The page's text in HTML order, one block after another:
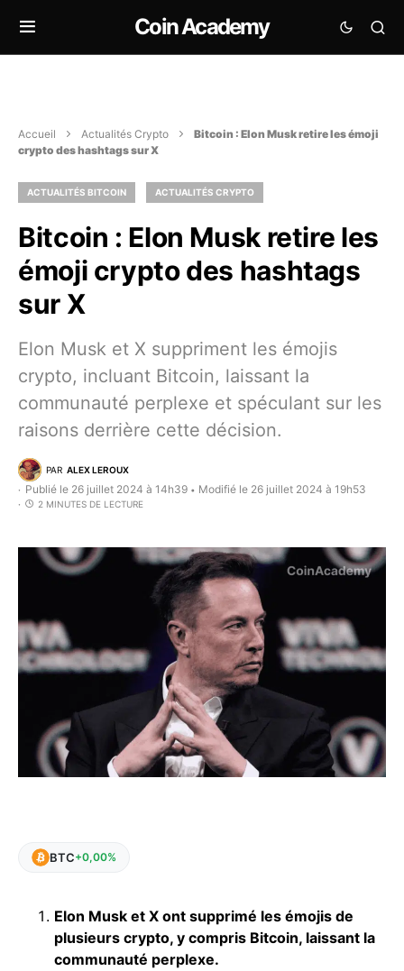
Coin Academy
Accueil Actualités Crypto
Bitcoin : Elon Musk retire les émoji
crypto des hashtags sur X
ACTUALITÉS BITCOIN ACTUALITÉS CRYPTO
Bitcoin : Elon Musk retire les
émoji crypto des hashtags
sur X
Elon Musk et X suppriment les émojis
crypto, incluant Bitcoin, laissant la
communauté perplexe et spéculant sur les
raisons derrière cette décision.
PAR ALEX LEROUX
Publié le 26 juillet 2024 à 14h39 • Modifié le 26 juillet 2024 à 19h53
2 MINUTES DE LECTURE
BTC+0,00%
Elon Musk et X ont supprimé les émojis de
plusieurs crypto, y compris Bitcoin, laissant la
communauté perplexe.